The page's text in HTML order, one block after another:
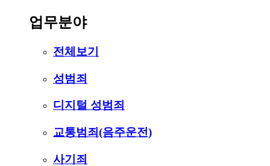
업무분야
전체보기
성범죄
디지털 성범죄
교통범죄(음주운전)
사기죄